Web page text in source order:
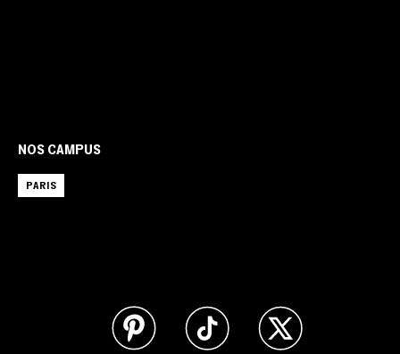
NOS CAMPUS
PARIS